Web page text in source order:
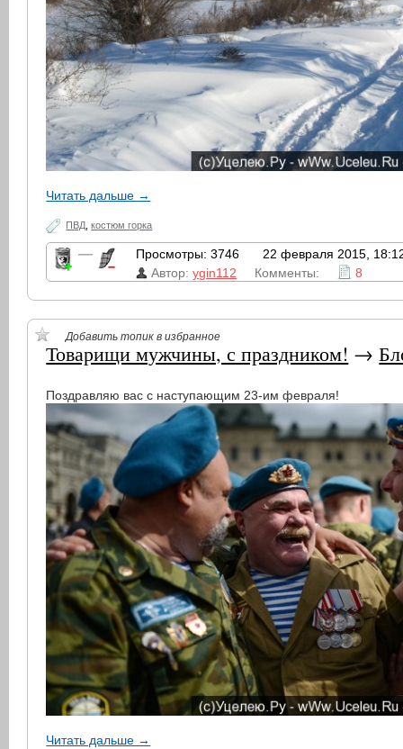
Читать дальше →
ПВД ,костюм горка
— Просмотры: 3746
22 февраля 2015,
Автор:ygin112 Комменты: 8
Добавить топик в избранное
Товарищи мужчины, с праздником! →
Поздравляю вас с наступающим 23-им февраля!
Читать дальше →